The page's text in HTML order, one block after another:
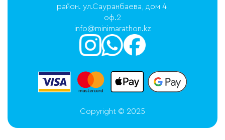
район. ул.Сауранбаева, дом 4,
оф.2
info@minimarathon.kz
Copyright © 2025